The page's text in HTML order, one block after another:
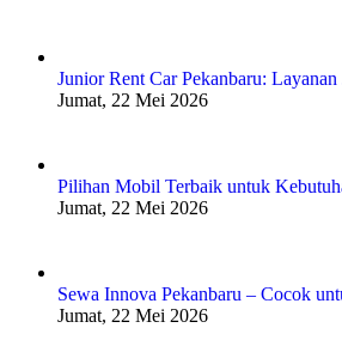
Junior Rent Car Pekanbaru:
Jumat, 22 Mei 2026
Pilihan Mobil Terbaik untuk
Jumat, 22 Mei 2026
Sewa Innova Pekanbaru – Cocok
Jumat, 22 Mei 2026